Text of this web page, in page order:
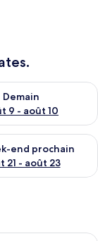
9
Demain
9 - août 10
pour
14 - août 16
end prochain
21 - août 23
pour
d’hôtel comprenant